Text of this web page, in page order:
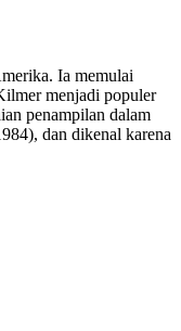
Ia memulai
menjadi populer
penampilan dalam
dan dikenal karena